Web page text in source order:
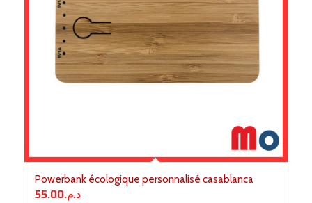
Powerbank écologique personnalisé casablanca
د.م.55.00